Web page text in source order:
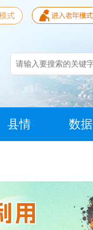
式
县情 数据